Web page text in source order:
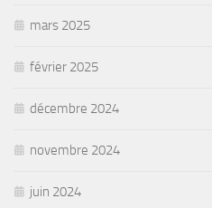
mars 2025
février 2025
décembre 2024
novembre 2024
juin 2024